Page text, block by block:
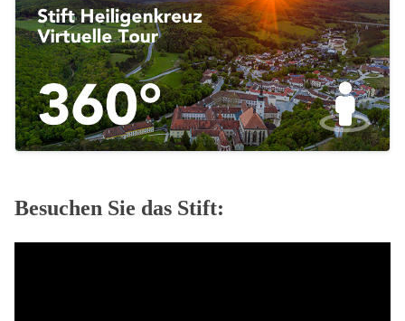
Besuchen Sie das Stift: